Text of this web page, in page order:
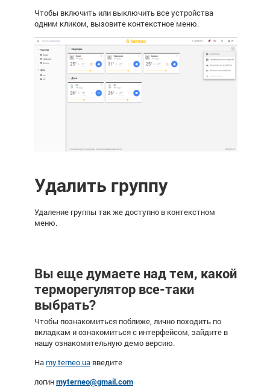
Чтобы включить или выключить все устройства
одним кликом, вызовите контекстное меню.
Удалить группу
Удаление группы так же доступно в контекстном
меню.
Вы еще думаете над тем, какой
терморегулятор все-таки
выбрать?
Чтобы познакомиться поближе, лично походить по
вкладкам и ознакомиться с интерфейсом, зайдите в
нашу ознакомительную демо версию.
Наmy.terneo.ua введите
логинmyterneo@gmail.com